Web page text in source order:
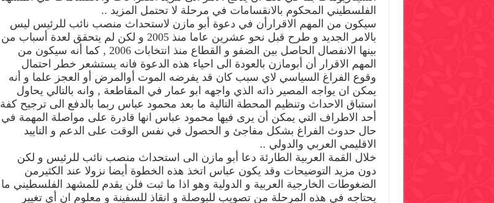
الفلسطيني المحكوم بالانقسامات في مرحلة لا تحتمل المزيد ..
سيكون من المهم الاقرارأن في دعوة أبو مازن لاستحداث منصب نائب للرئيس ليس
بالامر الجديد و طرح قبل نحو عشرين عاما منذ 2005 و لكن لم يتحقق لعدة أسباب من
بينها الانفصال الحاصل بين الضفو و القطاع منذ انتخابات 2006 , كما أنه سيكون من
المهم الاقرار أن أبومازن بالعودة الى احياء هذه الدعوة فانه يستشعر خطر احتمال
وقوع الفراغ السياسي لاي سبب كان قد يفرضه الموت أوالمرض أو العجز علما و أنه
يمكن ان يواجه المصير ذاته الذي واجهه ابو عمار في المقاطعة , وانه بالتالي يحاول
استباق الاحداث وتنظيم المحطة التالية ما بعد محمود عباس ربما بالدفع الى ترجيح كفة
أحد الاطراف التي يمكن أن يرى فيها محمود عباس انها قادرة على مواصلة المهمة في
حال حدوث الفراغ بشكل مفاجئ و الحصول في نفس الوقت على الدعم و التاييد
الاقليمي العربي والدولي ..
خلال القمة العربية الطارئة دعا أبو مازن الى استحداث منصب نائب للرئيس و لكن
دون مزيد التوضيحات وقد يكون عباس اتخذ هذه الخطوة أيضا نزولا عند الكثيرمن
الضغوطات الخارجية العربية و الدولية وهو اذا ما ثبت فلن يقدم للمشهد الفلسطيني ما
يحتاجه في هذه المرحلة من تصويب للبوصلة و انقاذ للسفينة و معلوم ان أي تغيير